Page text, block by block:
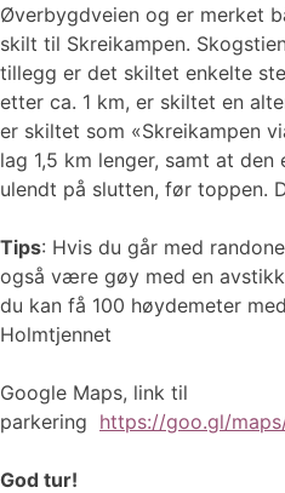
Øverbygdveien og er merket
skilt til Skreikampen.
tillegg er det skiltet enkelte
etter ca. 1 km, er skiltet en
er skiltet som «Skreikampen
lag 1,5 km lenger, samt at
ulendt på slutten, før toppen.
Tips: Hvis du går med
også være gøy med en
du kan få 100 høydemeter
Holmtjennet
Google Maps, link til
parkering https://goo.gl/
God tur!